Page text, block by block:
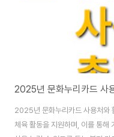
2025년 문화누리카드 사용처와
체육 활동을 지원하며, 이를 통해